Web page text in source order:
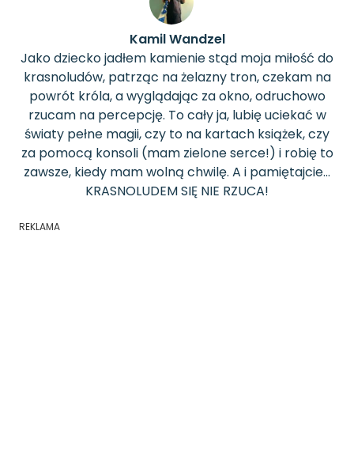
Kamil Wandzel
Jako dziecko jadłem kamienie stąd moja miłość do
krasnoludów, patrząc na żelazny tron, czekam na
powrót króla, a wyglądając za okno, odruchowo
rzucam na percepcję. To cały ja, lubię uciekać w
światy pełne magii, czy to na kartach książek, czy
za pomocą konsoli (mam zielone serce!) i robię to
zawsze, kiedy mam wolną chwilę. A i pamiętajcie...
KRASNOLUDEM SIĘ NIE RZUCA!
REKLAMA